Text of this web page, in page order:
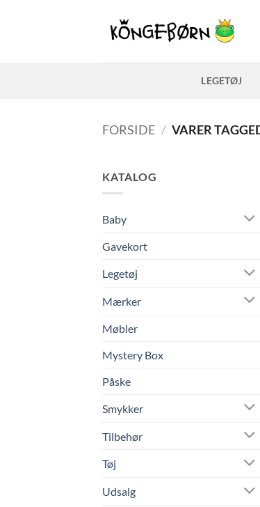
LEGETØJ
FORSIDE / VARER
KATALOG
Baby
Gavekort
Legetøj
Mærker
Møbler
Mystery Box
Påske
Smykker
Tilbehør
Tøj
Udsalg